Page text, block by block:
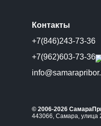
Контакты
+7(846)243-73-36
+7(962)603-73-36
© 2006-2026
443066, Самара, улица